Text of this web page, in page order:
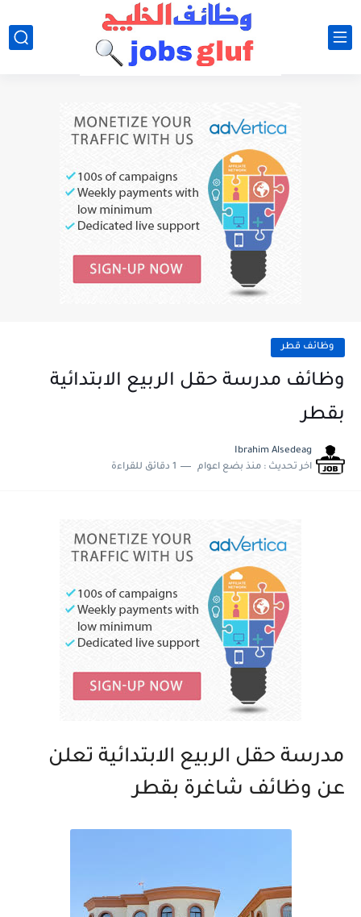
وظائف قطر
وظائف مدرسة حقل الربيع الابتدائية
بقطر
Ibrahim Alsedeag
اخر تحديث : منذ بضع اعوام 1 دقائق للقراءة
مدرسة حقل الربيع الابتدائية تعلن
عن وظائف شاغرة بقطر